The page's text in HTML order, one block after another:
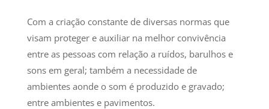
Com a criação constante de diversas normas que
visam proteger e auxiliar na melhor convivência
entre as pessoas com relação a ruídos, barulhos e
sons em geral; também a necessidade de
ambientes aonde o som é produzido e gravado;
entre ambientes e pavimentos.